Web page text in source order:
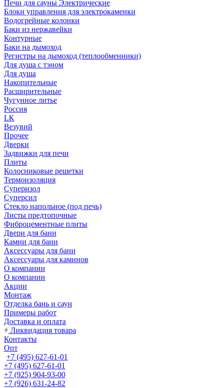
Печи для сауны Электрические
Блоки управления для электрокаменки
Водогрейные колонки
Баки из нержавейки
Контурные
Баки на дымоход
Регистры на дымоход (теплообменники)
Для душа с тэном
Для душа
Накопительные
Расширительные
Чугунное литье
Россия
LК
Везувий
Прочее
Дверки
Задвижки для печи
Плиты
Колосниковые решетки
Термоизоляция
Суперизол
Суперсил
Стекло напольное (под печь)
Листы предтопочные
Фиброцементные плиты
Двери для бани
Камни для бани
Аксессуары для бани
Аксессуары для каминов
О компании
О компании
Акции
Монтаж
Отделка бань и саун
Примеры работ
Доставка и оплата
Ликвидация товара
Контакты
Опт
+7 (495) 627-61-01
+7 (495) 627-61-01
+7 (925) 904-93-00
+7 (926) 631-24-82